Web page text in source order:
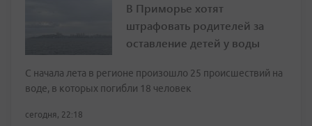
В Приморье хотят
штрафовать родителей за
оставление детей у воды
С начала лета в регионе произошло 25 происшествий на
воде, в которых погибли 18 человек
сегодня, 22:18